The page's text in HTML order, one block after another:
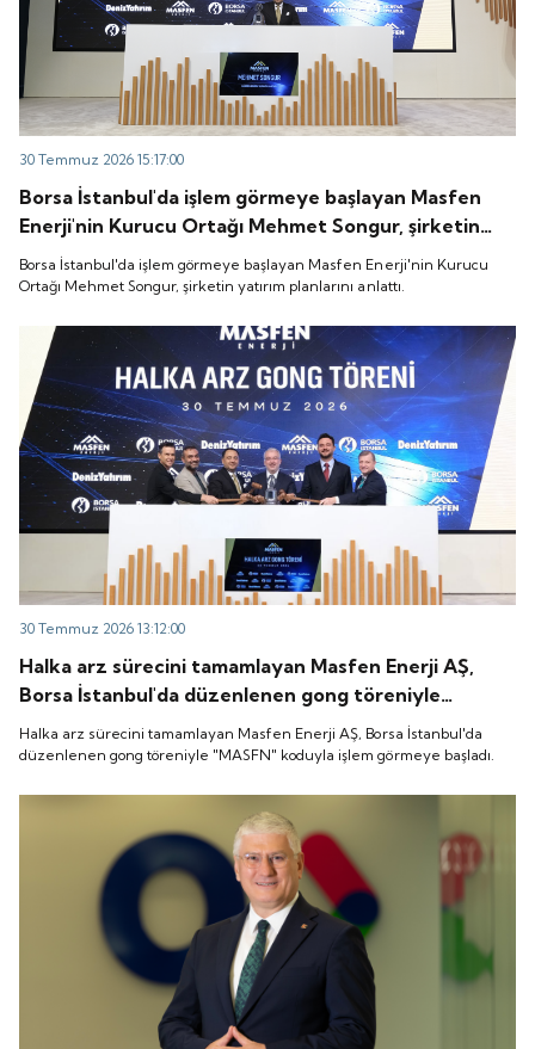
30 Temmuz 2026 15:17:00
Borsa İstanbul'da işlem görmeye başlayan Masfen
Enerji'nin Kurucu Ortağı Mehmet Songur, şirketin
yatırım planlarını anlattı.
Borsa İstanbul'da işlem görmeye başlayan Masfen Enerji'nin Kurucu
Ortağı Mehmet Songur, şirketin yatırım planlarını anlattı.
30 Temmuz 2026 13:12:00
Halka arz sürecini tamamlayan Masfen Enerji AŞ,
Borsa İstanbul'da düzenlenen gong töreniyle
"MASFN" koduyla işlem görmeye başladı.
Halka arz sürecini tamamlayan Masfen Enerji AŞ, Borsa İstanbul'da
düzenlenen gong töreniyle "MASFN" koduyla işlem görmeye başladı.